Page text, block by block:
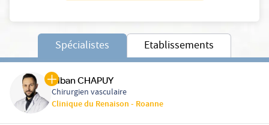
Spécialistes Etablissements
Alban CHAPUY
Chirurgien vasculaire
Clinique du Renaison - Roanne